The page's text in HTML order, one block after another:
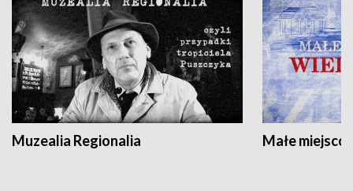
Muzealia Regionalia Małe